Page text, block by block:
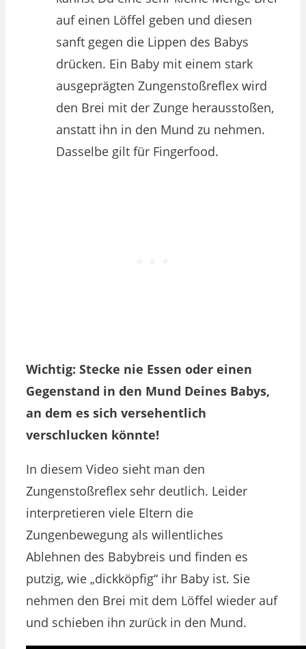
auf einen Löffel geben und diesen
sanft gegen die Lippen des Babys
drücken. Ein Baby mit einem stark
ausgeprägten Zungenstoßreflex wird
den Brei mit der Zunge herausstoßen,
anstatt ihn in den Mund zu nehmen.
Dasselbe gilt für Fingerfood.
Wichtig: Stecke nie Essen oder einen
Gegenstand in den Mund Deines Babys,
an dem es sich versehentlich
verschlucken könnte!
In diesem Video sieht man den
Zungenstoßreflex sehr deutlich. Leider
interpretieren viele Eltern die
Zungenbewegung als willentliches
Ablehnen des Babybreis und finden es
putzig, wie „dickköpfig“ ihr Baby ist. Sie
nehmen den Brei mit dem Löffel wieder auf
und schieben ihn zurück in den Mund.